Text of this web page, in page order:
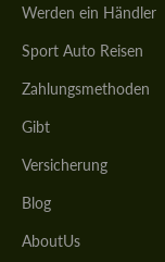
Werden ein Händler
Sport Auto Reisen
Zahlungsmethoden
Gibt
Versicherung
Blog
AboutUs